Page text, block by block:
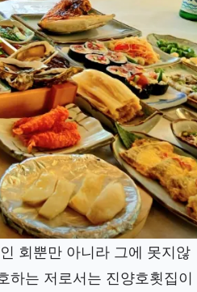
회뿐만 아니라 그에 못지않
하는 저로서는 진양호횟집이